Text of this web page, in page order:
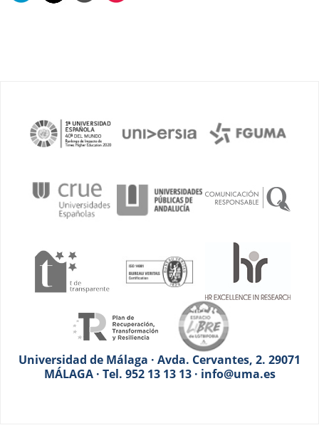
Universidad de Málaga · Avda. Cervantes, 2. 29071
MÁLAGA · Tel. 952 13 13 13 · info@uma.es